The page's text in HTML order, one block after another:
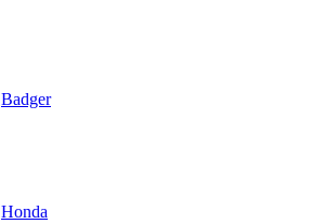
Badger
Honda